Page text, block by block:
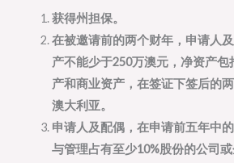
获得州担保。
在被邀请前的两个财年，申请人
产不能少于250万澳元，净资产
产和商业资产，在签证下签后的
澳大利亚。
申请人及配偶，在申请前五年中
与管理占有至少10%股份的公司